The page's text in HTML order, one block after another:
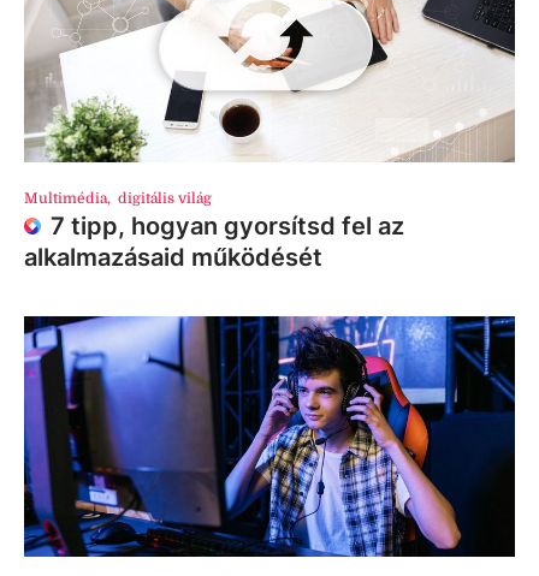
Multimédia, digitális világ
7 tipp, hogyan gyorsítsd fel az
alkalmazásaid működését